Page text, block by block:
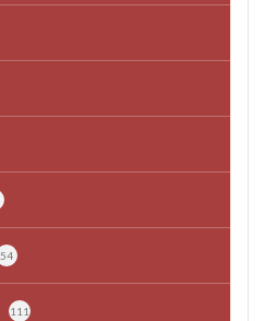
54
111